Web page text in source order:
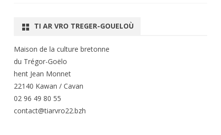
TI AR VRO TREGER-GOUELOÙ
Maison de la culture bretonne
du Trégor-Goëlo
hent Jean Monnet
22140 Kawan / Cavan
02 96 49 80 55
contact@tiarvro22.bzh